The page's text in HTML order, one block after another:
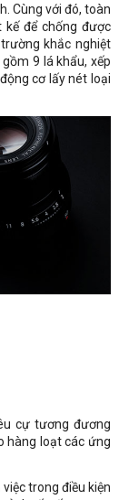
Cùng với đó, toàn
kế để chống được
khắc nghiệt
9 lá khẩu, xếp
cơ lấy nét loại
cự tương đương
hàng loạt các ứng
trong điều kiện